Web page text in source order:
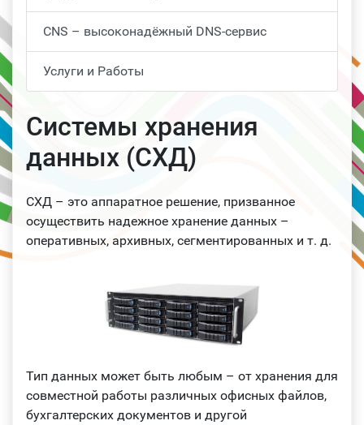
CNS – высоконадёжный DNS-сервис
Услуги и Работы
Системы хранения
данных (СХД)
СХД – это аппаратное решение, призванное
осуществить надежное хранение данных –
оперативных, архивных, сегментированных и т. д.
Тип данных может быть любым – от хранения для
совместной работы различных офисных файлов,
бухгалтерских документов и другой